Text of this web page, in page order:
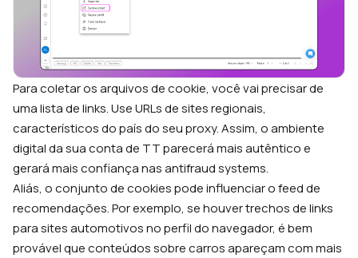
Para coletar os arquivos de cookie, você vai precisar de
uma lista de links. Use URLs de sites regionais,
característicos do país do seu proxy. Assim, o ambiente
digital da sua conta de TT parecerá mais autêntico e
gerará mais confiança nas antifraud systems.
Aliás, o conjunto de cookies pode influenciar o feed de
recomendações. Por exemplo, se houver trechos de links
para sites automotivos no perfil do navegador, é bem
provável que conteúdos sobre carros apareçam com mais